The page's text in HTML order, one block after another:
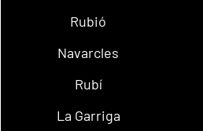
Rubió
Navarcles
Rubí
La Garriga